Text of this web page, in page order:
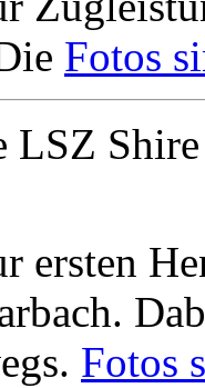
Fotos
LSZ
ersten
Fotos